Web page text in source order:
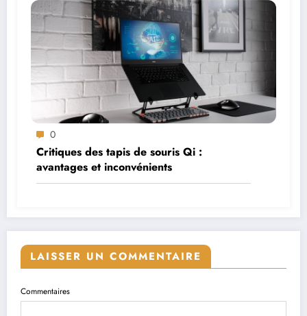
0
Critiques des tapis de souris Qi :
avantages et inconvénients
LAISSER UN COMMENTAIRE
Commentaires